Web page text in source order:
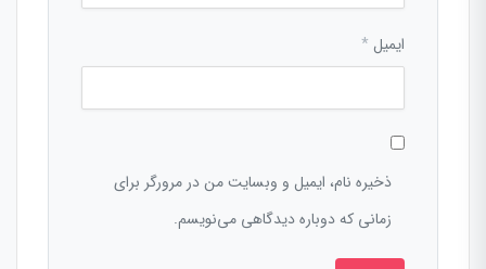
ایمیل *
ذخیره نام، ایمیل و وبسایت من در مرورگر برای
زمانی که دوباره دیدگاهی می‌نویسم.